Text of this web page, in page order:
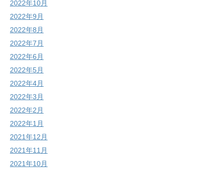
2022年10月
2022年9月
2022年8月
2022年7月
2022年6月
2022年5月
2022年4月
2022年3月
2022年2月
2022年1月
2021年12月
2021年11月
2021年10月